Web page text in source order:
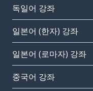
독일어 강좌
일본어 (한자) 강좌
일본어 (로마자) 강좌
중국어 강좌